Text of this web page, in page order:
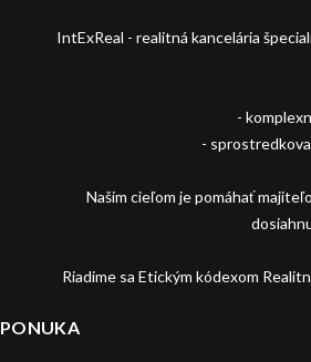
IntExReal - realitná kancelária
-
-
Našim cieľom je pomáhať
Riadime sa Etickým kódexom
PONUKA